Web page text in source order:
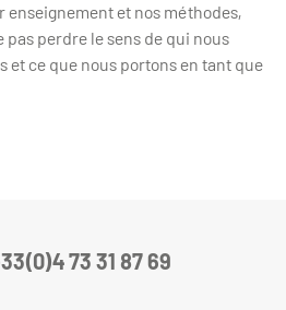
et nos méthodes,
perdre le sens de qui nous
et ce que nous portons en tant que
73 31 87 69